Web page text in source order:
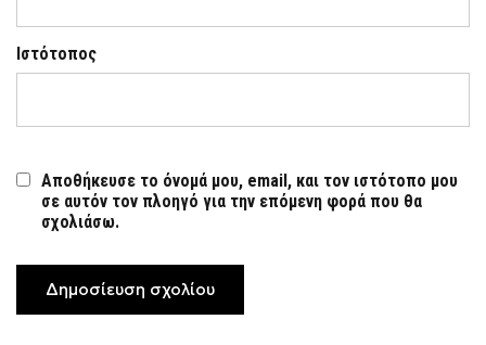
Ιστότοπος
Αποθήκευσε το όνομά μου, email, και τον ιστότοπο μου
σε αυτόν τον πλοηγό για την επόμενη φορά που θα
σχολιάσω.